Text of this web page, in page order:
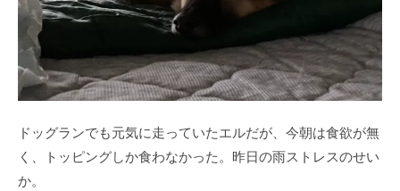
ドッグランでも元気に走っていたエルだが、今朝は食欲が無
く、トッピングしか食わなかった。昨日の雨ストレスのせい
か。